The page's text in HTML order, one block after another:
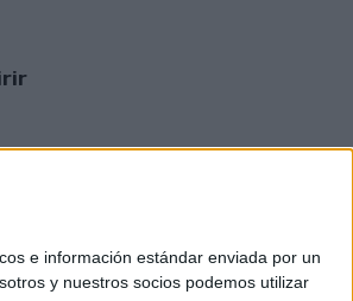
e información estándar enviada por un
y nuestros socios podemos utilizar